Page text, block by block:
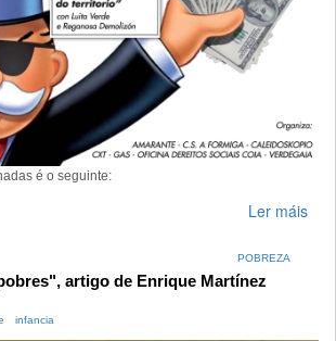
é o seguinte:
Ler máis
POBREZA
artigo de Enrique Martínez
infancia